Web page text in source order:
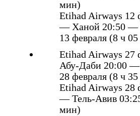
мин)
Etihad Airways 12
— Ханой 20:50 —
13 февраля (8 ч
Etihad Airways
Абу-Даби 20:00 —
28 февраля (8 ч
Etihad Airways 28
— Тель-Авив
мин)